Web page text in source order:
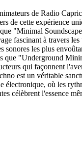
de Radio
de cette expérience
"Minimal
fascinant à travers les
sonores les plus
que "Underground
qui façonnent
est un véritable
électronique, où les
célèbrent l'essence